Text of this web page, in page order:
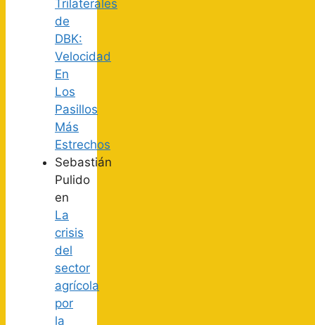
Trilaterales
de
DBK:
Velocidad
En
Los
Pasillos
Más
Estrechos
Sebastián
Pulido
en
La
crisis
del
sector
agrícola
por
la